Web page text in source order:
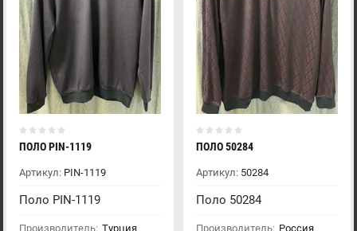
ПОЛО PIN-1119
Артикул: PIN-1119
Поло PIN-1119
Производитель: Турция
ПОЛО 50284
Артикул:50284
Поло 50284
Производитель: Россия